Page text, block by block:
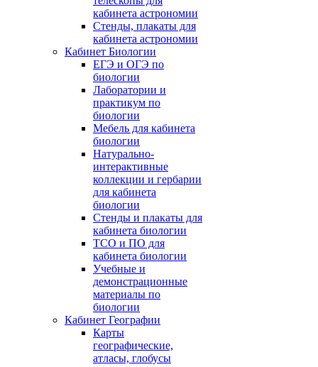
кабинета астрономии
Стенды, плакаты для
кабинета астрономии
Кабинет Биологии
ЕГЭ и ОГЭ по
биологии
Лаборатории и
практикум по
биологии
Мебель для кабинета
биологии
Натурально-
интерактивные
коллекции и гербарии
для кабинета
биологии
Стенды и плакаты для
кабинета биологии
ТСО и ПО для
кабинета биологии
Учебные и
демонстрационные
материалы по
биологии
Кабинет Географии
Карты
географические,
атласы, глобусы